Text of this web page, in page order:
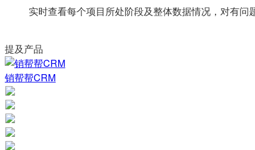
实时查看每个项目所处阶段及整体数据情况，对有问
提及产品
销帮帮CRM